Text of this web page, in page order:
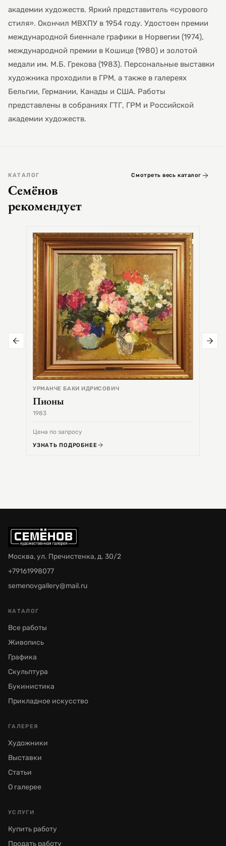
академии художеств. Яркий представитель «сурового
стиля». Окончил МВХПУ в 1954 году. Удостоен премии
международной биеннале графики в Норвегии (1974),
международной премии в Кошице (1980) и золотой
медали им. М.Б. Грекова (1983). Персональные выставки
художника проходили в ГРМ, а также в галереях
Бельгии, Германии, Канады и США. Работы
представлены в собраниях ГТГ, ГРМ и Российской
академии художеств.
КАТАЛОГ
Семёнов
рекомендует
Смотреть весь каталог
УРМАНЧЕ БАКИ ИДРИСОВИЧ
Пионы
1983
Цена по запросу
УЗНАТЬ ПОДРОБНЕЕ
Москва, ул. Пречистенка, д. 30/2
+79161998077
semenovgallery@mail.ru
КАТАЛОГ
Все работы
Живопись
Графика
Скульптура
Букинистика
Прикладное искусство
ГАЛЕРЕЯ
Художники
Выставки
Статьи
О галерее
УСЛУГИ
Купить работу
Продать работу